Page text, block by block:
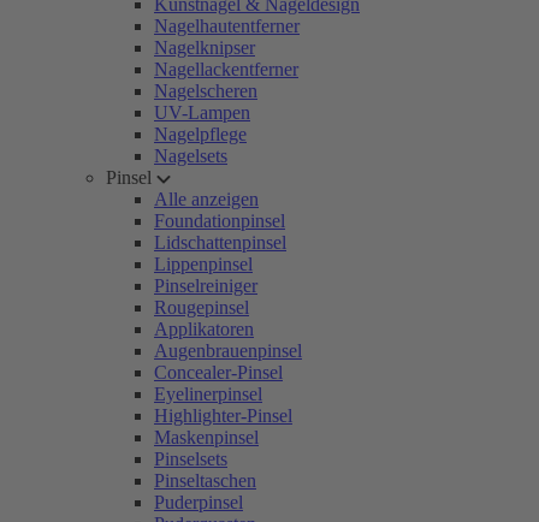
Kunstnägel & Nageldesign
Nagelhautentferner
Nagelknipser
Nagellackentferner
Nagelscheren
UV-Lampen
Nagelpflege
Nagelsets
Pinsel
Alle anzeigen
Foundationpinsel
Lidschattenpinsel
Lippenpinsel
Pinselreiniger
Rougepinsel
Applikatoren
Augenbrauenpinsel
Concealer-Pinsel
Eyelinerpinsel
Highlighter-Pinsel
Maskenpinsel
Pinselsets
Pinseltaschen
Puderpinsel